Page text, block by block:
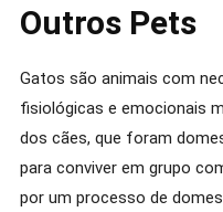
Outros Pets
Gatos são animais com
fisiológicas e emocionais
dos cães, que foram
para conviver em grupo
por um processo de